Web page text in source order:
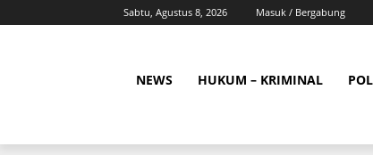
Sabtu, Agustus 8, 2026 Masuk / Bergabung
NEWS HUKUM – KRIMINAL